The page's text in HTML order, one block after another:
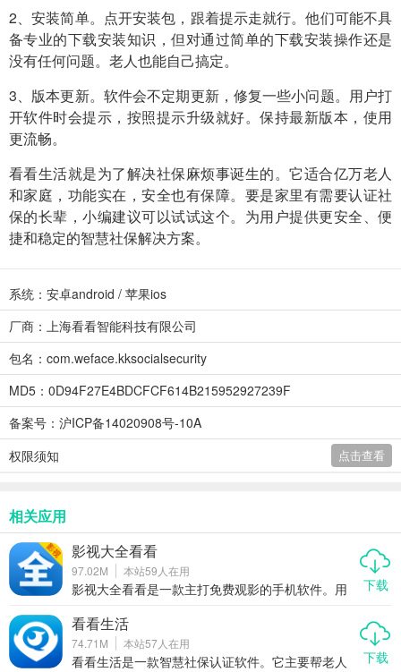
2、安装简单。点开安装包，跟着提示走就行。他们可能不具
备专业的下载安装知识，但对通过简单的下载安装操作还是
没有任何问题。老人也能自己搞定。
3、版本更新。软件会不定期更新，修复一些小问题。用户打
开软件时会提示，按照提示升级就好。保持最新版本，使用
更流畅。
看看生活就是为了解决社保麻烦事诞生的。它适合亿万老人
和家庭，功能实在，安全也有保障。要是家里有需要认证社
保的长辈，小编建议可以试试这个。为用户提供更安全、便
捷和稳定的智慧社保解决方案。
系统：安卓android / 苹果ios
厂商：上海看看智能科技有限公司
包名：com.weface.kksocialsecurity
MD5：0D94F27E4BDCFCF614B215952927239F
备案号：沪ICP备14020908号-10A
权限须知
点击查看
相关应用
影视大全看看
97.02M 本站59 人在用
影视大全看看是一款主打免费观影的手机软件。用
新剧还是看老电影，这个应用都能满足需求。小编
觉得它很适合喜欢随时随地看视频的朋友。
下载
看看生活
74.71M 本站57人在用
看看生活是一款智慧社保认证软件。它主要帮老人
下载